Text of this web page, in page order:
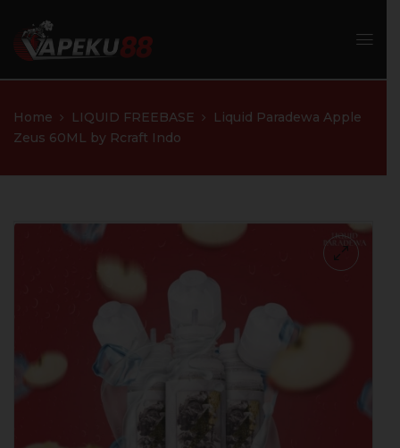
Home LIQUID FREEBASE
Liquid Paradewa Apple
Zeus 60ML by Rcraft Indo